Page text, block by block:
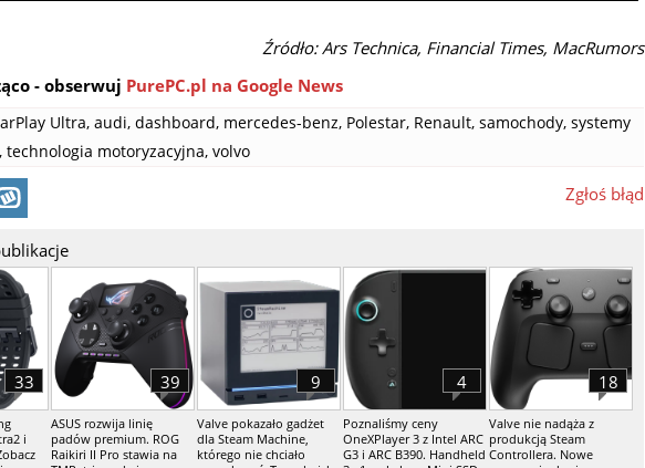
Źródło: Ars Technica, Financial Times, MacRumors
- obserwuj PurePC.pl na Google News
Ultra, audi, dashboard, mercedes-benz, Polestar, Renault, samochody, systemy
, technologia motoryzacyjna, volvo
Zgłoś błąd
i
33
ASUS rozwija linię
padów premium. ROG
Raikiri II Pro stawia na
39
Valve pokazało gadżet
dla Steam Machine,
którego nie chciało
9
Poznaliśmy ceny
OneXPlayer 3 z Intel ARC
G3 i ARC B390. Handheld
4
Valve nie nadąża z
produkcją Steam
Controllera. Nowe
18